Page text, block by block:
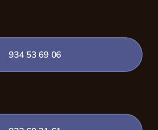
934 53 69 06